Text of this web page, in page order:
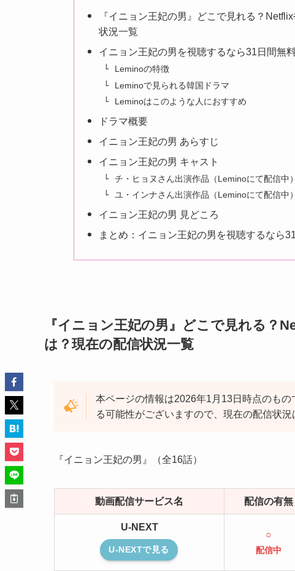
『イニョン王妃の男』どこで見れる？
状況一覧
イニョン王妃の男を視聴するなら31日間無
Leminoの特徴
Leminoで見られる韓国ドラマ
Leminoはこのような人におすすめ
ドラマ概要
イニョン王妃の男 あらすじ
イニョン王妃の男 キャスト
チ・ヒョヌさん出演作品（Leminoにて配信中）
ユ・インナさん出演作品（Leminoにて配信中）
イニョン王妃の男 見どころ
まとめ：イニョン王妃の男を視聴するなら
『イニョン王妃の男』どこで見れる？
は？現在の配信状況一覧
本ページの情報は2026年1月13日時点のも
る可能性がございますので、現在の配信状
『イニョン王妃の男』（全16話）
動画配信サービス名 配信の有無
U-NEXT
U-NEXTで見る
○
配信中